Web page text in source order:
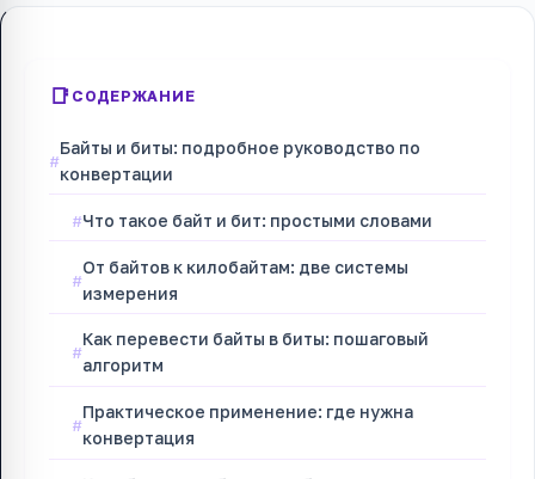
СОДЕРЖАНИЕ
Байты и биты: подробное руководство по
конвертации
Что такое байт и бит: простыми словами
От байтов к килобайтам: две системы
измерения
Как перевести байты в биты: пошаговый
алгоритм
Практическое применение: где нужна
конвертация